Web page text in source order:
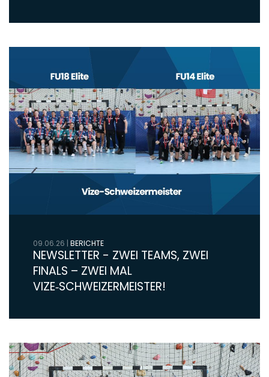
09.06.26 | BERICHTE
NEWSLETTER - ZWEI TEAMS, ZWEI
FINALS – ZWEI MAL
VIZE‑SCHWEIZERMEISTER!